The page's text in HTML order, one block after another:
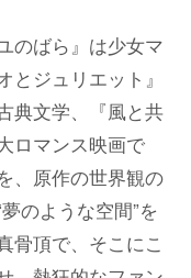
のばら』は少女マ
ジュリエット』
典文学、『風と共
ロマンス映画で
、原作の世界観の
のような空間”を
骨頂で、そこにこ